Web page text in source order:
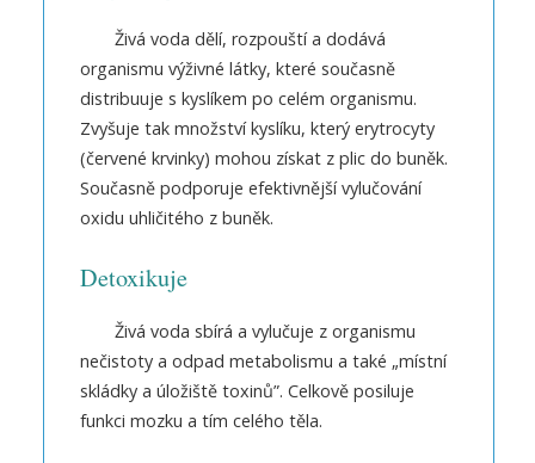
Živá voda dělí, rozpouští a dodává
organismu výživné látky, které současně
distribuuje s kyslíkem po celém organismu.
Zvyšuje tak množství kyslíku, který erytrocyty
(červené krvinky) mohou získat z plic do buněk.
Současně podporuje efektivnější vylučování
oxidu uhličitého z buněk.
Detoxikuje
Živá voda sbírá a vylučuje z organismu
nečistoty a odpad metabolismu a také „místní
skládky a úložiště toxinů”. Celkově posiluje
funkci mozku a tím celého těla.